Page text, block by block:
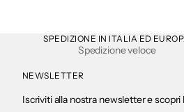
SPEDIZIONE IN ITALIA ED
Spedizione veloce
NEWSLETTER
Iscriviti alla nostra newsletter e scopri